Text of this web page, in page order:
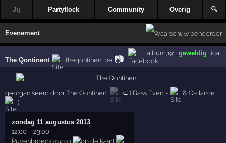
Jij Partyflock Community Overig 🔍
Evenement
The Qontinent theqontinent.be 📷
album ,191· geweldig · ical
georganiseerd doorThe Qontinent ⊂ ( Bass Events &Q-dance
)
zondag 11 augustus 2013
12:00 –23:00
Puyenbroeck (buiten)